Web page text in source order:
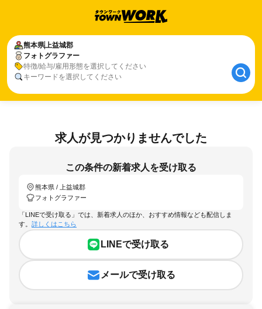
熊本県上益城郡
フォトグラファー
特徴/給与/雇用形態を選択してください
キーワードを選択してください
求人が見つかりませんでした
この条件の新着求人を受け取る
熊本県 / 上益城郡
フォトグラファー
「LINEで受け取る」では、新着求人のほか、おすすめ情報なども配信しま
す。 詳しくはこちら
LINEで受け取る
メールで受け取る